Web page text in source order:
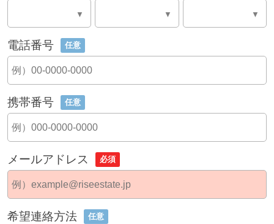
電話番号 任意
携帯番号 任意
メールアドレス 必須
希望連絡方法 任意